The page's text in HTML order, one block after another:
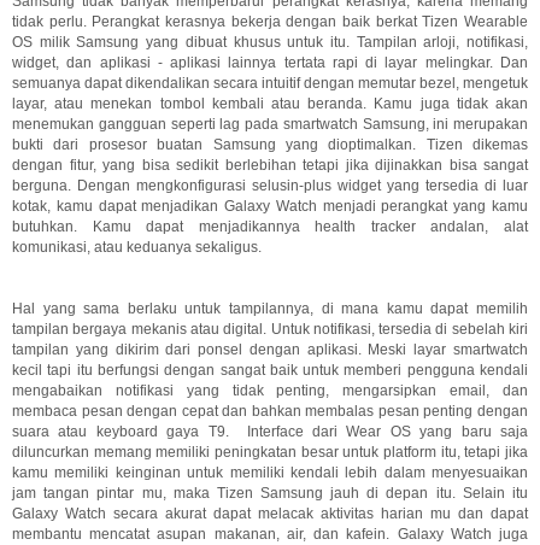
tidak perlu. Perangkat kerasnya bekerja dengan baik berkat Tizen Wearable
OS milik Samsung yang dibuat khusus untuk itu. Tampilan arloji, notifikasi,
widget, dan aplikasi - aplikasi lainnya tertata rapi di layar melingkar. Dan
semuanya dapat dikendalikan secara intuitif dengan memutar bezel, mengetuk
layar, atau menekan tombol kembali atau beranda. Kamu juga tidak akan
menemukan gangguan seperti lag pada smartwatch Samsung, ini merupakan
bukti dari prosesor buatan Samsung yang dioptimalkan. Tizen dikemas
dengan fitur, yang bisa sedikit berlebihan tetapi jika dijinakkan bisa sangat
berguna. Dengan mengkonfigurasi selusin-plus widget yang tersedia di luar
kotak, kamu dapat menjadikan Galaxy Watch menjadi perangkat yang kamu
butuhkan. Kamu dapat menjadikannya health tracker andalan, alat
komunikasi, atau keduanya sekaligus.
Hal yang sama berlaku untuk tampilannya, di mana kamu dapat memilih
tampilan bergaya mekanis atau digital. Untuk notifikasi, tersedia di sebelah kiri
tampilan yang dikirim dari ponsel dengan aplikasi. Meski layar smartwatch
kecil tapi itu berfungsi dengan sangat baik untuk memberi pengguna kendali
mengabaikan notifikasi yang tidak penting, mengarsipkan email, dan
membaca pesan dengan cepat dan bahkan membalas pesan penting dengan
suara atau keyboard gaya T9. Interface dari Wear OS yang baru saja
diluncurkan memang memiliki peningkatan besar untuk platform itu, tetapi jika
kamu memiliki keinginan untuk memiliki kendali lebih dalam menyesuaikan
jam tangan pintar mu, maka Tizen Samsung jauh di depan itu. Selain itu
Galaxy Watch secara akurat dapat melacak aktivitas harian mu dan dapat
membantu mencatat asupan makanan, air, dan kafein. Galaxy Watch juga